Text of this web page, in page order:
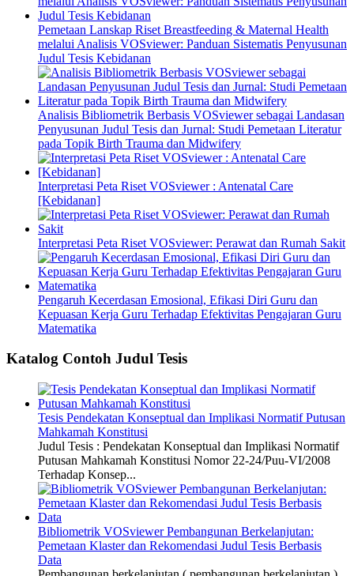
Pemetaan Lanskap Riset Breastfeeding & Maternal Health
melalui Analisis VOSviewer: Panduan Sistematis Penyusunan
Judul Tesis Kebidanan
Analisis Bibliometrik Berbasis VOSviewer sebagai Landasan
Penyusunan Judul Tesis dan Jurnal: Studi Pemetaan Literatur
pada Topik Birth Trauma dan Midwifery
Interpretasi Peta Riset VOSviewer : Antenatal Care
[Kebidanan]
Interpretasi Peta Riset VOSviewer: Perawat dan Rumah Sakit
Pengaruh Kecerdasan Emosional, Efikasi Diri Guru dan
Kepuasan Kerja Guru Terhadap Efektivitas Pengajaran Guru
Matematika
Katalog Contoh Judul Tesis
Tesis Pendekatan Konseptual dan Implikasi Normatif Putusan
Mahkamah Konstitusi
Judul Tesis : Pendekatan Konseptual dan Implikasi Normatif
Putusan Mahkamah Konstitusi Nomor 22-24/Puu-VI/2008
Terhadap Konsep...
Bibliometrik VOSviewer Pembangunan Berkelanjutan:
Pemetaan Klaster dan Rekomendasi Judul Tesis Berbasis
Data